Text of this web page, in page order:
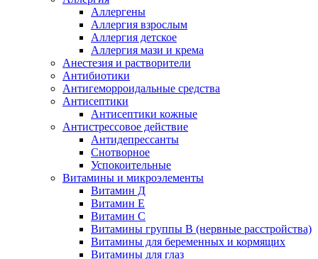
Аллергены
Аллергия взрослым
Аллергия детское
Аллергия мази и крема
Анестезия и растворители
Антибиотики
Антигеморроидальные средства
Антисептики
Антисептики кожные
Антистрессовое действие
Антидепрессанты
Снотворное
Успокоительные
Витамины и микроэлементы
Витамин Д
Витамин Е
Витамин С
Витамины группы В (нервные расстройства)
Витамины для беременных и кормящих
Витамины для глаз